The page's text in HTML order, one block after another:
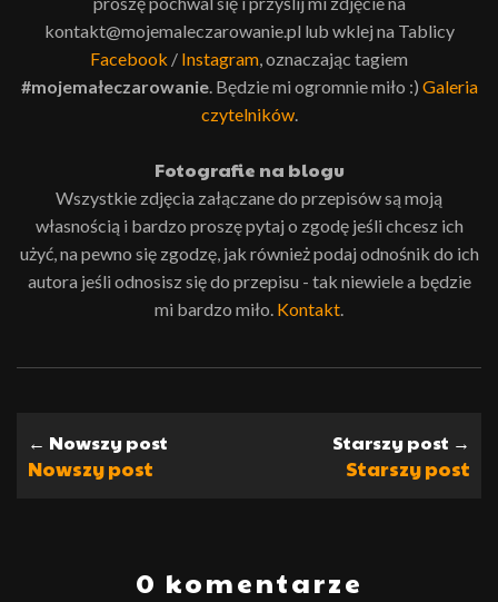
kontakt@mojemaleczarowanie.pl lub wklej na Tablicy
Facebook / Instagram, oznaczając tagiem
#mojemałeczarowanie. Będzie mi ogromnie miło :) Galeria
czytelników.
Fotografie na blogu
Wszystkie zdjęcia załączane do przepisów są moją
własnością i bardzo proszę pytaj o zgodę jeśli chcesz ich
użyć, na pewno się zgodzę, jak również podaj odnośnik do ich
autora jeśli odnosisz się do przepisu - tak niewiele a będzie
mi bardzo miło. Kontakt.
← Nowszy post
Nowszy post
Starszy post →
Starszy post
0 komentarze